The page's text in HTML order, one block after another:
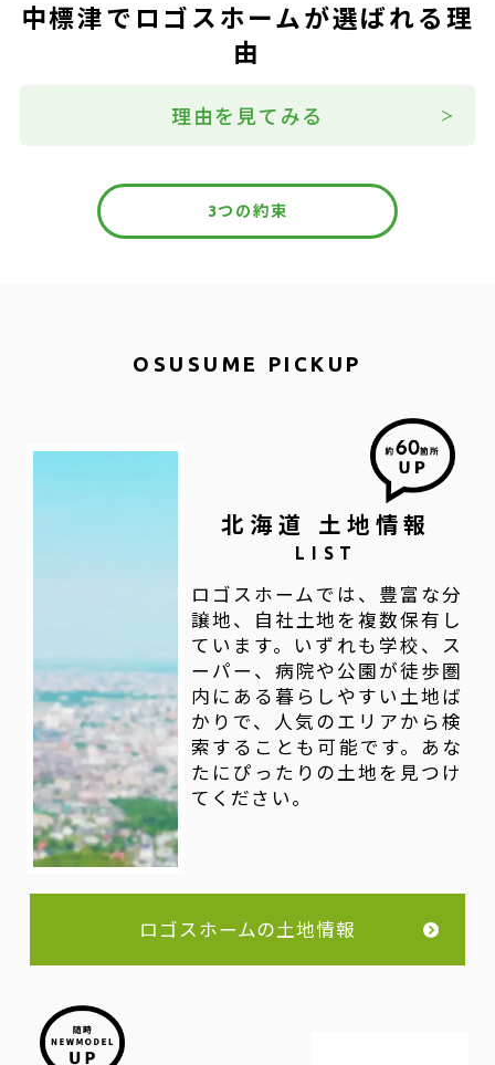
中標津でロゴスホームが選ばれる理
由
理由を見てみる
3つの約束
OSUSUME PICKUP
北海道 土地情報
LIST
ロゴスホームでは、豊富な分
譲地、自社土地を複数保有し
ています。いずれも学校、ス
ーパー、病院や公園が徒歩圏
内にある暮らしやすい土地ば
かりで、人気のエリアから検
索することも可能です。あな
たにぴったりの土地を見つけ
てください。
ロゴスホームの土地情報